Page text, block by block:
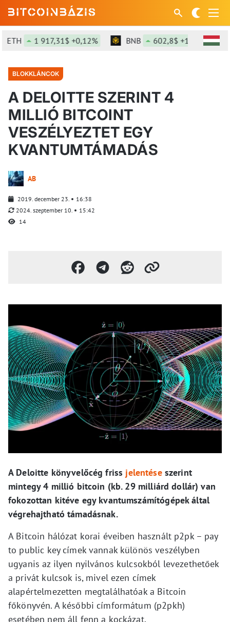
1 917,31$ +0,12% BNB 602,8$ +1,47%
BLOKKLÁNCOK
A DELOITTE SZERINT 4
MILLIÓ BITCOINT
VESZÉLYEZTET EGY
KVANTUMTÁMADÁS
AB
2019. december 23.
16:38
2024. szeptember 10.
15:42
14
A Deloitte könyvelőcég friss jelentéseszerint
mintegy 4 millió bitcoin (kb. 29 milliárd dollár) van
fokozottan kitéve egy kvantumszámítógépek által
végrehajtható támadásnak.
A Bitcoin hálózat korai éveiben használt p2pk – pay
to public key címek vannak különös veszélyben
ugyanis az ilyen nyilvános kulcsokból levezethetőek
a privát kulcsok is, mivel ezen címek
alapértelmezetten megtalálhatóak a Bitcoin
főkönyvén. A későbbi címformátum (p2pkh)
esetében nem áll fenn a kockázat.